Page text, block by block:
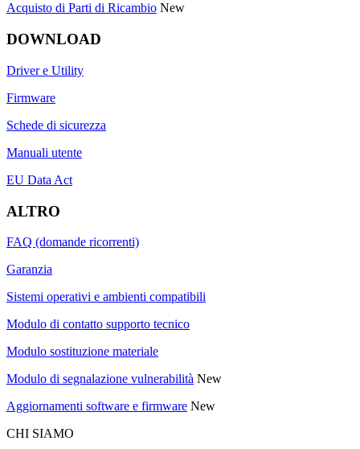
Acquisto di Parti di Ricambio New
DOWNLOAD
Driver e Utility
Firmware
Schede di sicurezza
Manuali utente
EU Data Act
ALTRO
FAQ (domande ricorrenti)
Garanzia
Sistemi operativi e ambienti compatibili
Modulo di contatto supporto tecnico
Modulo sostituzione materiale
Modulo di segnalazione vulnerabilità New
Aggiornamenti software e firmware New
CHI SIAMO